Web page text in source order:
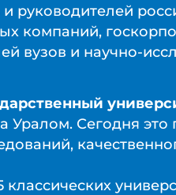
руководителей
компаний,
вузов и научно-
Уралом. Сегодня
классических